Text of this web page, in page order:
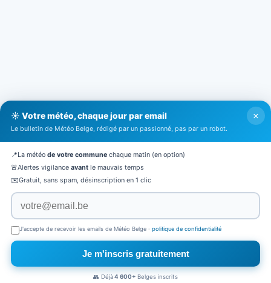
×
Naviguez sans pub
×
☀️ Votre météo, chaque jour par email
Le bulletin de Météo Belge, rédigé par un passionné, pas par un robot.
📍La météo de votre commune chaque matin (en option)
🚨Alertes vigilance avant le mauvais temps
✉️Gratuit, sans spam, désinscription en 1 clic
J'accepte de recevoir les emails de Météo Belge · politique de confidentialité
Je m'inscris gratuitement
👥 Déjà4 600+ Belges inscrits